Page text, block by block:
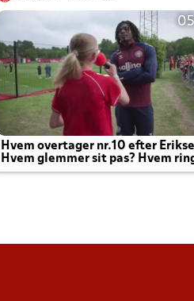
Hvem overtager nr.10 efter
Hvem glemmer sit pas? Hvem
Joachim altid til efter kampe?